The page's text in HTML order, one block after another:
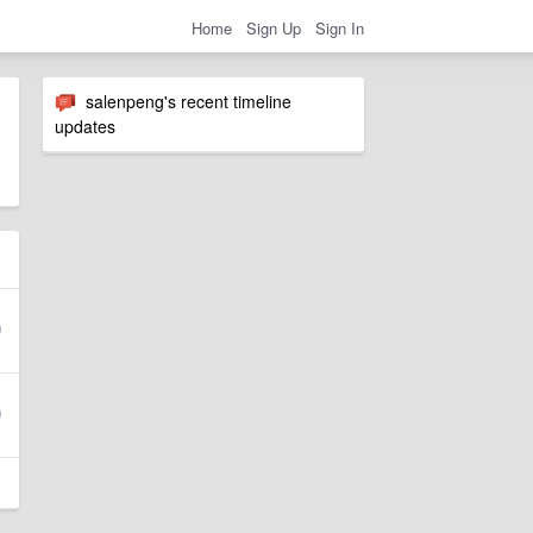
Home Sign Up Sign In
salenpeng's recent timeline
updates